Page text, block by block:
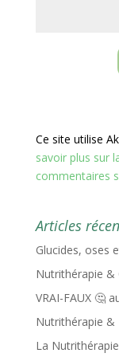
Ce site utilise
savoir plus sur
commentaires
Articles
Glucides, oses
Nutrithérapie &
VRAI-FAUX 🤔
Nutrithérapie &
La